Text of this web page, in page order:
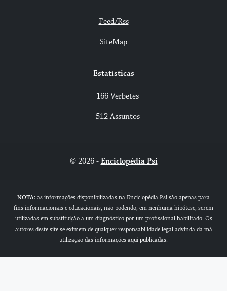
Feed/Rss
SiteMap
Estatísticas
166 Verbetes
512 Assuntos
© 2026 - Enciclopédia Psi
NOTA: as informações disponibilizadas na Enciclopédia Psi são apenas para
fins informacionais e educacionais, não podendo, em nenhuma hipótese, serem
utilizadas em substituição a um diagnóstico por um profissional habilitado. Os
autores deste site se eximem de qualquer responsabilidade legal advinda da má
utilização das informações aqui publicadas.